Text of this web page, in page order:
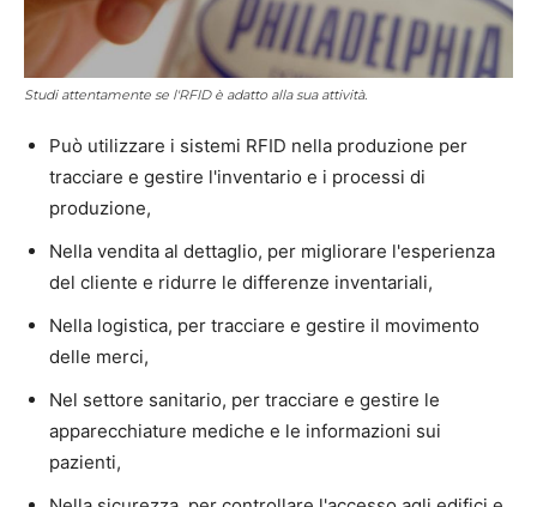
Studi attentamente se l'RFID è adatto alla sua attività.
Può utilizzare i sistemi RFID nella produzione per
tracciare e gestire l'inventario e i processi di
produzione,
Nella vendita al dettaglio, per migliorare l'esperienza
del cliente e ridurre le differenze inventariali,
Nella logistica, per tracciare e gestire il movimento
delle merci,
Nel settore sanitario, per tracciare e gestire le
apparecchiature mediche e le informazioni sui
pazienti,